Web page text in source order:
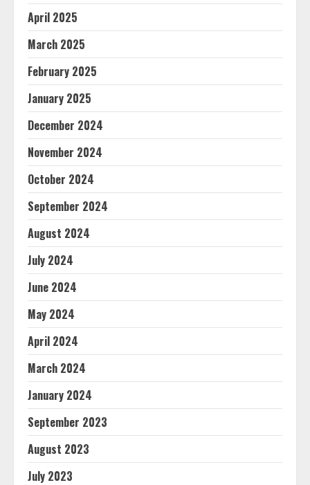
April 2025
March 2025
February 2025
January 2025
December 2024
November 2024
October 2024
September 2024
August 2024
July 2024
June 2024
May 2024
April 2024
March 2024
January 2024
September 2023
August 2023
July 2023